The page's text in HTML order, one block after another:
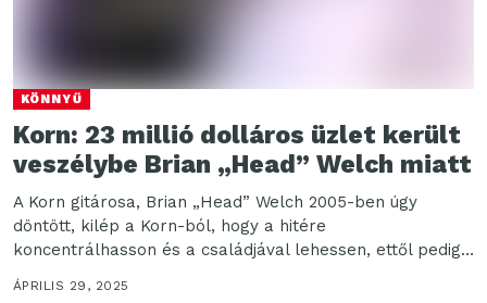
KÖNNYŰ
Korn: 23 millió dolláros üzlet került
veszélybe Brian „Head” Welch miatt
A Korn gitárosa, Brian „Head” Welch 2005-ben úgy
döntött, kilép a Korn-ból, hogy a hitére
koncentrálhasson és a családjával lehessen, ettől pedig
még...
ÁPRILIS 29, 2025